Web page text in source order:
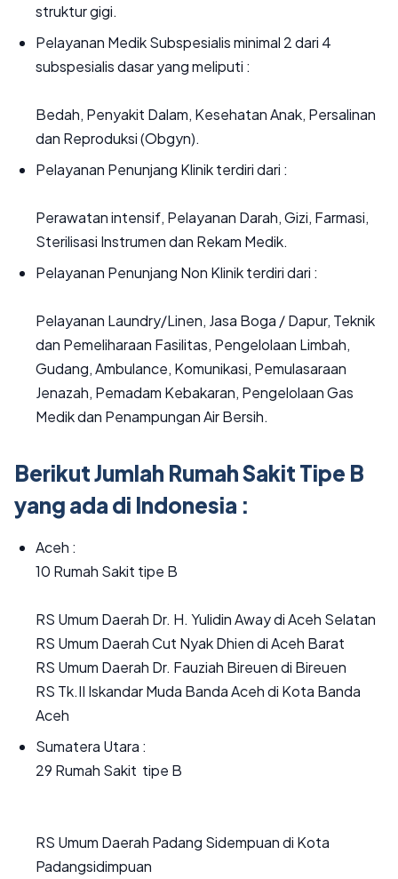
struktur gigi.
Pelayanan Medik Subspesialis minimal 2 dari 4
subspesialis dasar yang meliputi :
Bedah, Penyakit Dalam, Kesehatan Anak, Persalinan
dan Reproduksi (Obgyn).
Pelayanan Penunjang Klinik terdiri dari :
Perawatan intensif, Pelayanan Darah, Gizi, Farmasi,
Sterilisasi Instrumen dan Rekam Medik.
Pelayanan Penunjang Non Klinik terdiri dari :
Pelayanan Laundry/Linen, Jasa Boga / Dapur, Teknik
dan Pemeliharaan Fasilitas, Pengelolaan Limbah,
Gudang, Ambulance, Komunikasi, Pemulasaraan
Jenazah, Pemadam Kebakaran, Pengelolaan Gas
Medik dan Penampungan Air Bersih.
Berikut Jumlah Rumah Sakit Tipe B
yang ada di Indonesia :
Aceh :
10 Rumah Sakit tipe B
RS Umum Daerah Dr. H. Yulidin Away di Aceh Selatan
RS Umum Daerah Cut Nyak Dhien di Aceh Barat
RS Umum Daerah Dr. Fauziah Bireuen di Bireuen
RS Tk.II Iskandar Muda Banda Aceh di Kota Banda
Aceh
Sumatera Utara :
29 Rumah Sakit tipe B
RS Umum Daerah Padang Sidempuan di Kota
Padangsidimpuan